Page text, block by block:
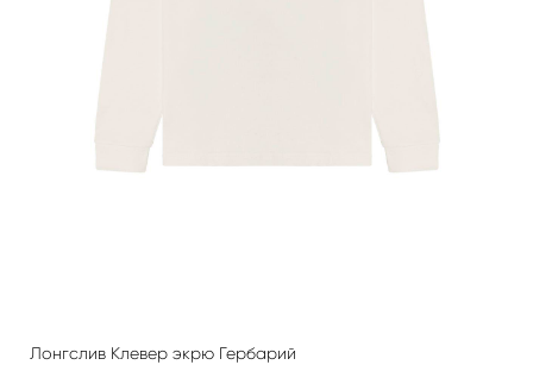
Лонгслив Клевер экрю Гербарий